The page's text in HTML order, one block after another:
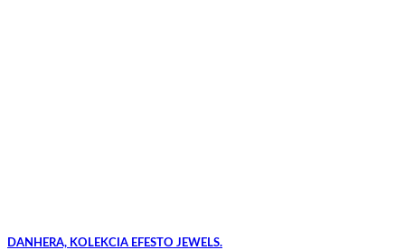
DANHERA, KOLEKCIA EFESTO JEWELS.